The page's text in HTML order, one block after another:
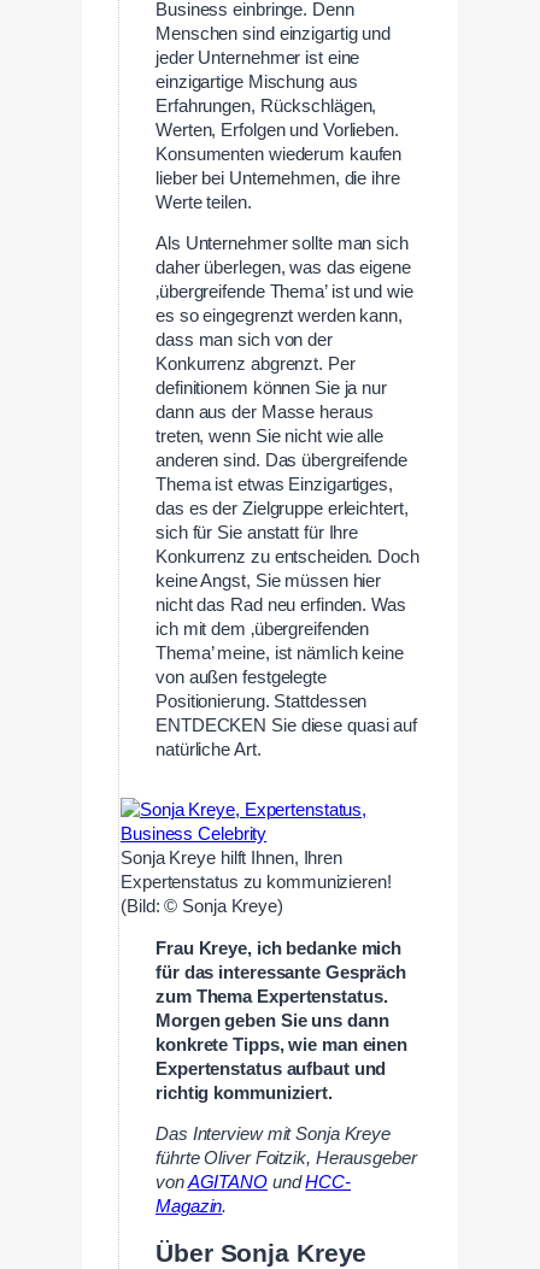
Business einbringe. Denn
Menschen sind einzigartig und
jeder Unternehmer ist eine
einzigartige Mischung aus
Erfahrungen, Rückschlägen,
Werten, Erfolgen und Vorlieben.
Konsumenten wiederum kaufen
lieber bei Unternehmen, die ihre
Werte teilen.
Als Unternehmer sollte man sich
daher überlegen, was das eigene
‚übergreifende Thema’ ist und wie
es so eingegrenzt werden kann,
dass man sich von der
Konkurrenz abgrenzt. Per
definitionem können Sie ja nur
dann aus der Masse heraus
treten, wenn Sie nicht wie alle
anderen sind. Das übergreifende
Thema ist etwas Einzigartiges,
das es der Zielgruppe erleichtert,
sich für Sie anstatt für Ihre
Konkurrenz zu entscheiden. Doch
keine Angst, Sie müssen hier
nicht das Rad neu erfinden. Was
ich mit dem ‚übergreifenden
Thema’ meine, ist nämlich keine
von außen festgelegte
Positionierung. Stattdessen
ENTDECKEN Sie diese quasi auf
natürliche Art.
Sonja Kreye hilft Ihnen, Ihren
Expertenstatus zu kommunizieren!
(Bild: © Sonja Kreye)
Frau Kreye, ich bedanke mich
für das interessante Gespräch
zum Thema Expertenstatus.
Morgen geben Sie uns dann
konkrete Tipps, wie man einen
Expertenstatus aufbaut und
richtig kommuniziert.
Das Interview mit Sonja Kreye
führte Oliver Foitzik, Herausgeber
vonAGITANOundHCC-
Magazin.
Über Sonja Kreye